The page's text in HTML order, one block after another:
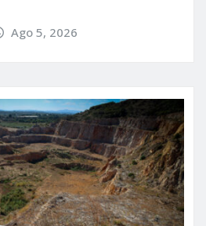
Ago 5, 2026